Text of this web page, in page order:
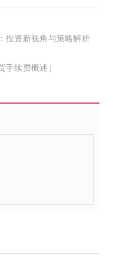
投资新视角与策略解析
续费概述）